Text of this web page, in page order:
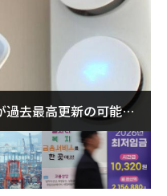
去最高更新の可能性